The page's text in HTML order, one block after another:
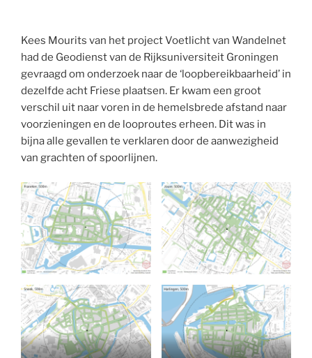
Kees Mourits van het project Voetlicht van Wandelnet
had de Geodienst van de Rijksuniversiteit Groningen
gevraagd om onderzoek naar de ‘loopbereikbaarheid’ in
dezelfde acht Friese plaatsen. Er kwam een groot
verschil uit naar voren in de hemelsbrede afstand naar
voorzieningen en de looproutes erheen. Dit was in
bijna alle gevallen te verklaren door de aanwezigheid
van grachten of spoorlijnen.